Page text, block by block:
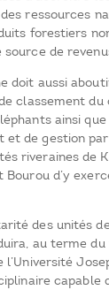
ressources
forestiers
de
doit aussi
classement du
ainsi que
et de gestion
riveraines de
Bourou d’y
des unités
au terme
capable